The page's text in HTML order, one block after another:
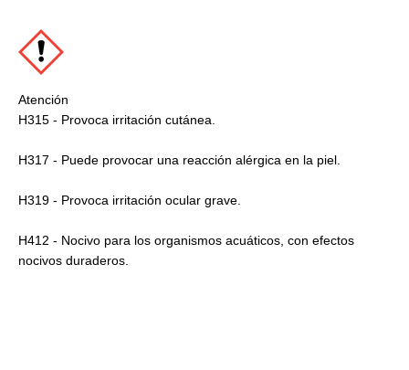
Atención
H315 - Provoca irritación cutánea.
H317 - Puede provocar una reacción alérgica en la piel.
H319 - Provoca irritación ocular grave.
H412 - Nocivo para los organismos acuáticos, con efectos
nocivos duraderos.